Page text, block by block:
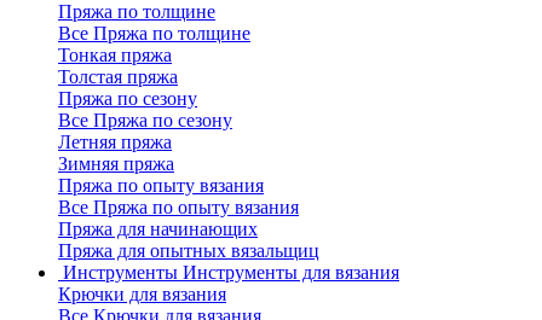
Пряжа по толщине
Все Пряжа по толщине
Тонкая пряжа
Толстая пряжа
Пряжа по сезону
Все Пряжа по сезону
Летняя пряжа
Зимняя пряжа
Пряжа по опыту вязания
Все Пряжа по опыту вязания
Пряжа для начинающих
Пряжа для опытных вязальщиц
Инструменты Инструменты для вязания
Крючки для вязания
Все Крючки для вязания